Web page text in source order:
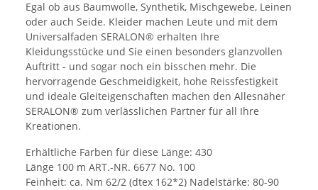
Egal ob aus Baumwolle, Synthetik, Mischgewebe, Leinen
oder auch Seide. Kleider machen Leute und mit dem
Universalfaden SERALON® erhalten Ihre
Kleidungsstücke und Sie einen besonders glanzvollen
Auftritt - und sogar noch ein bisschen mehr. Die
hervorragende Geschmeidigkeit, hohe Reissfestigkeit
und ideale Gleiteigenschaften machen den Allesnäher
SERALON® zum verlässlichen Partner für all Ihre
Kreationen.
Erhältliche Farben für diese Länge: 430
Länge 100 m ART.-NR. 6677 No. 100
Feinheit: ca. Nm 62/2 (dtex 162*2) Nadelstärke: 80-90